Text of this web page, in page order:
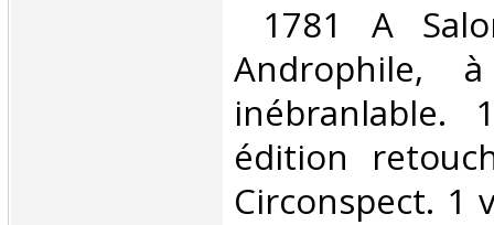
1781 A
Androphile,
inébranlable.
édition
Circonspect. 1